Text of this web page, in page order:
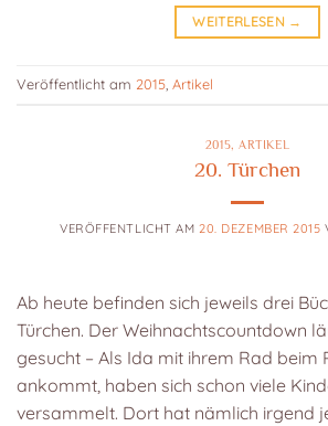
WEITERLESEN →
Veröffentlicht am 2015 Artikel
2015,ARTIKEL
20. Türchen
VERÖFFENTLICHT AM20. DEZEMBER 2015
Ab heute befinden sich jeweils drei
Türchen. Der Weihnachtscountdown
gesucht – Als Ida mit ihrem Rad beim
ankommt, haben sich schon viele
versammelt. Dort hat nämlich irgend